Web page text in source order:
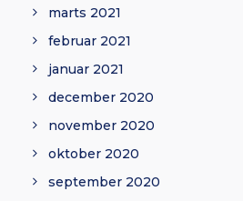
marts 2021
februar 2021
januar 2021
december 2020
november 2020
oktober 2020
september 2020